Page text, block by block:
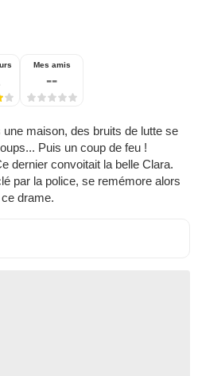
Mes amis
--
maison, des bruits de lutte se
Puis un coup de feu !
dernier convoitait la belle Clara.
par la police, se remémore alors
drame.